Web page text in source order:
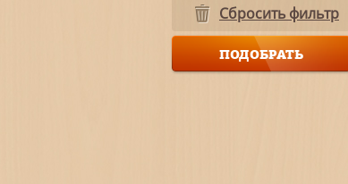
Сбросить фильтр